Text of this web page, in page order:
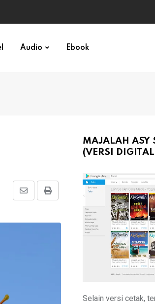
Audio Ebook
Print
Share
Email
MAJALAH ASY
(VERSI
Selain versi cetak,